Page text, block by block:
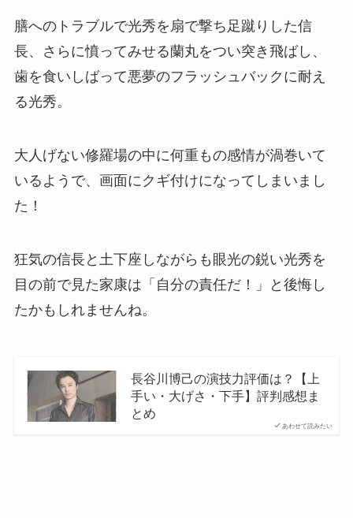
膳へのトラブルで光秀を扇で撃ち足蹴りした信
長、さらに憤ってみせる蘭丸をつい突き飛ばし、
歯を食いしばって悪夢のフラッシュバックに耐え
る光秀。
大人げない修羅場の中に何重もの感情が渦巻いて
いるようで、画面にクギ付けになってしまいまし
た！
狂気の信長と土下座しながらも眼光の鋭い光秀を
目の前で見た家康は「自分の責任だ！」と後悔し
たかもしれませんね。
あわせて読みたい
長谷川博己の演技力評価は？【上
手い・大げさ・下手】評判感想ま
とめ